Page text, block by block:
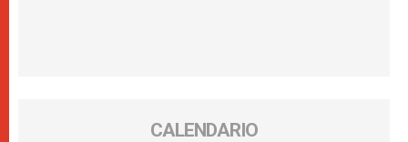
CALENDARIO